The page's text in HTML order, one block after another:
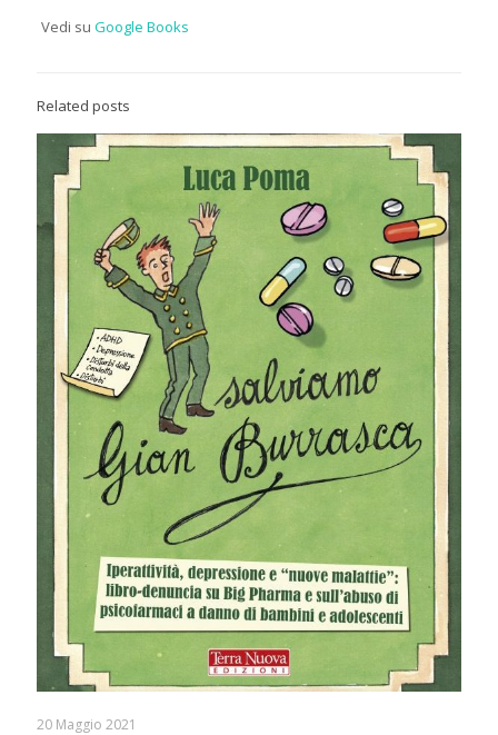
Vedi su Google Books
Related posts
20 Maggio 2021